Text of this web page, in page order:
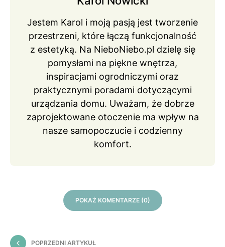
Jestem Karol i moją pasją jest tworzenie
przestrzeni, które łączą funkcjonalność
z estetyką. Na NieboNiebo.pl dzielę się
pomysłami na piękne wnętrza,
inspiracjami ogrodniczymi oraz
praktycznymi poradami dotyczącymi
urządzania domu. Uważam, że dobrze
zaprojektowane otoczenie ma wpływ na
nasze samopoczucie i codzienny
komfort.
POKAŻ KOMENTARZE (0)
POPRZEDNI ARTYKUŁ